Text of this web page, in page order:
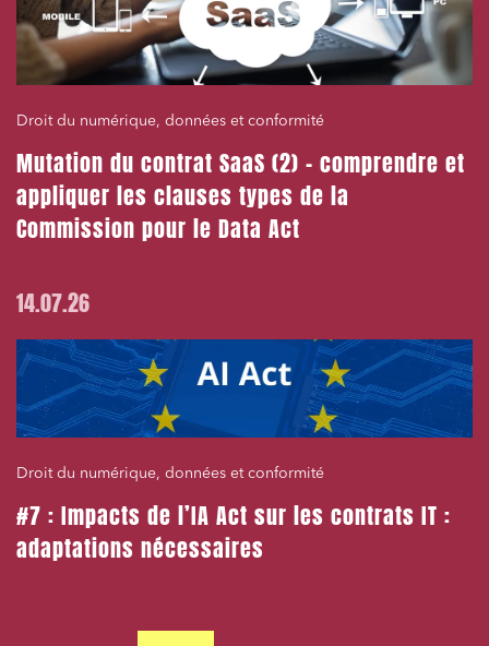
Droit du numérique, données et conformité
Mutation du contrat SaaS (2) – comprendre et
appliquer les clauses types de la
Commission pour le Data Act
14.07.26
Droit du numérique, données et conformité
#7 : Impacts de l’IA Act sur les contrats IT :
adaptations nécessaires